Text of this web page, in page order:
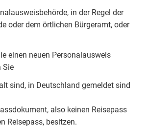
in der Regel der
oder dem örtlichen Bürgeramt, oder
einen neuen Personalausweis
Sie
sind, in Deutschland gemeldet sind
also keinen Reisepass
Reisepass, besitzen.